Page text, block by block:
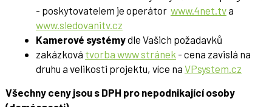
- poskytovatelem je operátor www.4net.tva
www.sledovanitv.cz
Kamerové systémydle Vašich požadavků
zakázková tvorba www stránek - cena zavislá na
druhu a velikosti projektu, více na VPsystem.cz
Všechny ceny jsou s DPH pro nepodnikající osoby